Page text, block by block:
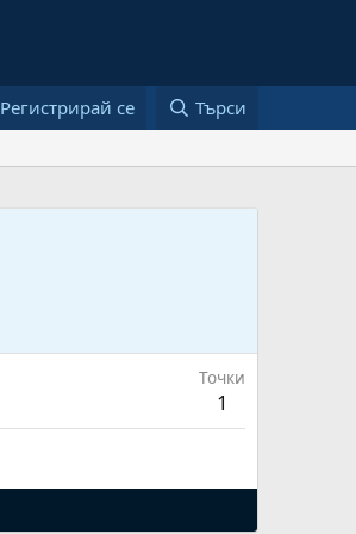
Регистрирай се Търси
Точки
1